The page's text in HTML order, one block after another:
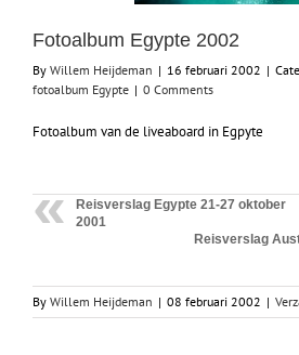
Fotoalbum Egypte 2002
By Willem Heijdeman | 16 februari 2002 |
fotoalbum Egypte | 0 Comments
Fotoalbum van de liveaboard in Egpyte
Reisverslag Egypte 21-27 oktober
2001
Reisverslag
By Willem Heijdeman | 08 februari 2002 |